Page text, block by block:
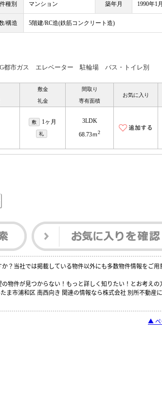
種別 マンション 築年月 1990年1月
/構造 5階建/RC造(鉄筋コンクリート造)
G都市ガス エレベーター 駐輪場 バス・トイレ別
敷金
礼金
間取り
専有面積
お気に入り
敷 1ヶ月
礼
3LDK
68.73ｍ2
？当社では掲載している物件以外にも多数物件情報をご用
物件が見つからない！もっと詳しく知りたい！とお考えの
ま市浦和区 南西向き 関連の情報なら株式会社 別所不動産
▲ ペ